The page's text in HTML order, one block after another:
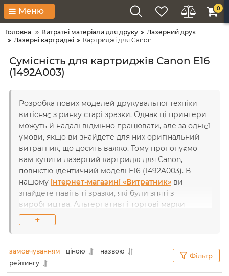
Меню 0
Головна Витратні матеріали для друку
Лазерний друк
Лазерні картриджі
Картриджі для Canon
Сумісність для картриджів Canon E16
(1492A003)
Розробка нових моделей друкувальної техніки
витісняє з ринку старі зразки. Однак ці принтери
можуть й надалі відмінно працювати, але за однієї
умови, якщо ви знайдете для них оригінальний
витратник, що досить важко. Тому пропонуємо
вам купити лазерний картридж для Canon,
повністю ідентичний моделі E16 (1492A003). В
нашому інтернет-магазині «Витратник» ви
знайдете навіть ті зразки, які були зняті з
виробництва. Альтернативні торгові марки
успішно займаються виготовленням аналогічних
витратних матеріалів. Відповідність стандартам та
ознаками представленої у цьому розділі
продукції.
+
замовчуванням ціною
назвою
рейтингу
Фільтр